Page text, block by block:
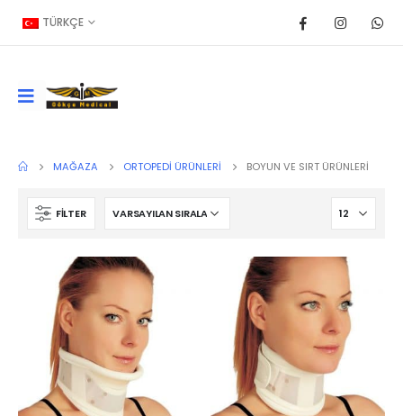
TÜRKÇE
MAĞAZA ORTOPEDI ÜRÜNLERI BOYUN VE SIRT ÜRÜNLERI
FILTER